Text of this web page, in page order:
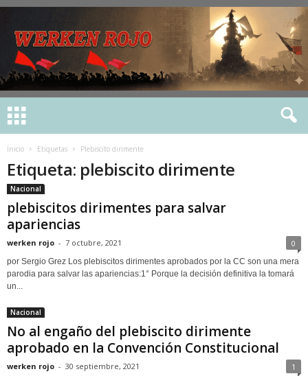
Inicio Etiquetas Plebiscito dirimente
Etiqueta: plebiscito dirimente
Nacional
plebiscitos dirimentes para salvar
apariencias
werken rojo - 7 octubre, 2021 0
por Sergio Grez Los plebiscitos dirimentes aprobados por la CC son una mera
parodia para salvar las apariencias:1° Porque la decisión definitiva la tomará
un...
Nacional
No al engaño del plebiscito dirimente
aprobado en la Convención Constitucional
werken rojo - 30 septiembre, 2021 1